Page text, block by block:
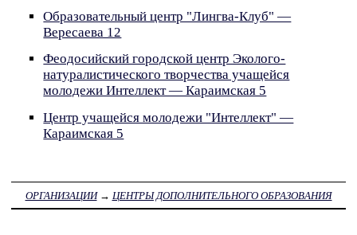
Образовательный центр "Лингва-Клуб" —
Вересаева 12
Феодосийский городской центр Эколого-
натуралистического творчества учащейся
молодежи Интеллект — Караимская 5
Центр учащейся молодежи "Интеллект" —
Караимская 5
ОРГАНИЗАЦИИ→ ЦЕНТРЫ ДОПОЛНИТЕЛЬНОГО ОБРАЗОВАНИЯ